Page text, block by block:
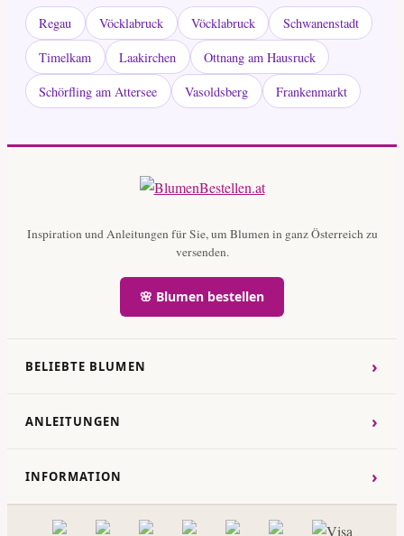
Regau Vöcklabruck Vöcklabruck
Schwanenstadt
Timelkam
Laakirchen
Ottnang am Hausruck
Schörfling am Attersee
Vasoldsberg Frankenmarkt
Inspiration und Anleitungen für Sie, um Blumen in ganz Österreich zu
versenden.
🌸 Blumen bestellen
BELIEBTE BLUMEN ›
ANLEITUNGEN ›
INFORMATION ›